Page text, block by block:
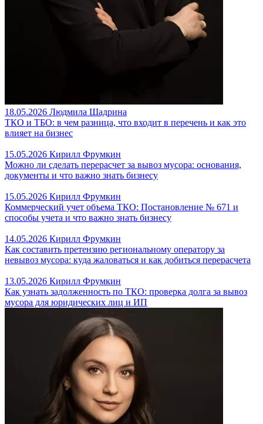
18.05.2026 Людмила Шадрина
ТКО и ТБО: в чем разница, что входит в перечень и как это
влияет на бизнес
15.05.2026 Кирилл Фрумкин
Можно ли сделать перерасчет за вывоз мусора: основания,
документы и что важно знать бизнесу
15.05.2026 Кирилл Фрумкин
Коммерческий учет объема ТКО: Постановление № 671 и
способы учета и что важно знать бизнесу
14.05.2026 Кирилл Фрумкин
Как составить претензию региональному оператору за
невывоз мусора: куда жаловаться и как добиться перерасчета
13.05.2026 Кирилл Фрумкин
Как узнать задолженность по ТКО: проверка долга за вывоз
мусора для юридических лиц и ИП